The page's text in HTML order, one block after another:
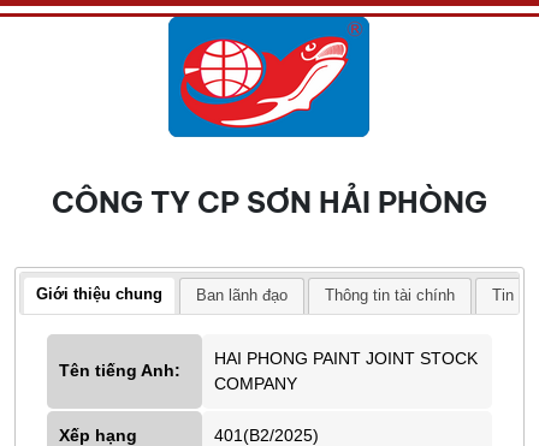
CÔNG TY CP SƠN HẢI PHÒNG
Giới thiệu chung Ban lãnh đạo Thông tin tài chính Tin
Tên tiếng Anh:
HAI PHONG PAINT JOINT STOCK
COMPANY
Xếp hạng
401(B2/2025)